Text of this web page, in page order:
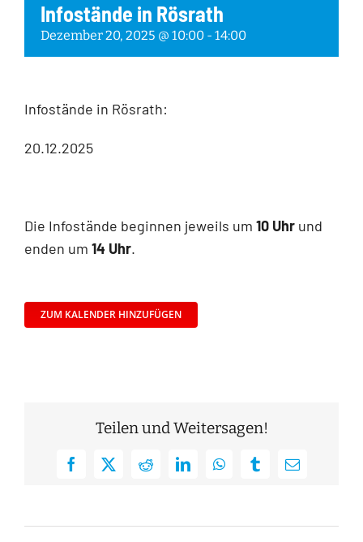
Infostände in Rösrath
Dezember 20, 2025 @ 10:00 - 14:00
Infostände in Rösrath:
20.12.2025
Die Infostände beginnen jeweils um 10 Uhr und
enden um 14 Uhr.
ZUM KALENDER HINZUFÜGEN
Teilen und Weitersagen!
Facebook
X RedditLinkedInWhatsAppTumblrE-